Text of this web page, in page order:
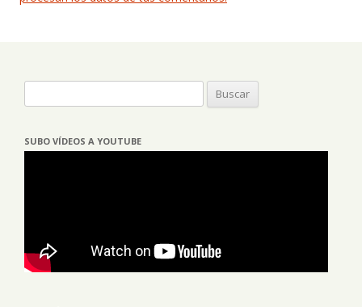
SUBO VÍDEOS A YOUTUBE